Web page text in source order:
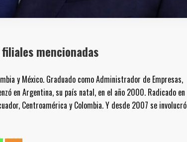
mencionadas
y México. Graduado como Administrador de Empresas,
en Argentina, su país natal, en el año 2000. Radicado en
Centroamérica y Colombia. Y desde 2007 se involucró